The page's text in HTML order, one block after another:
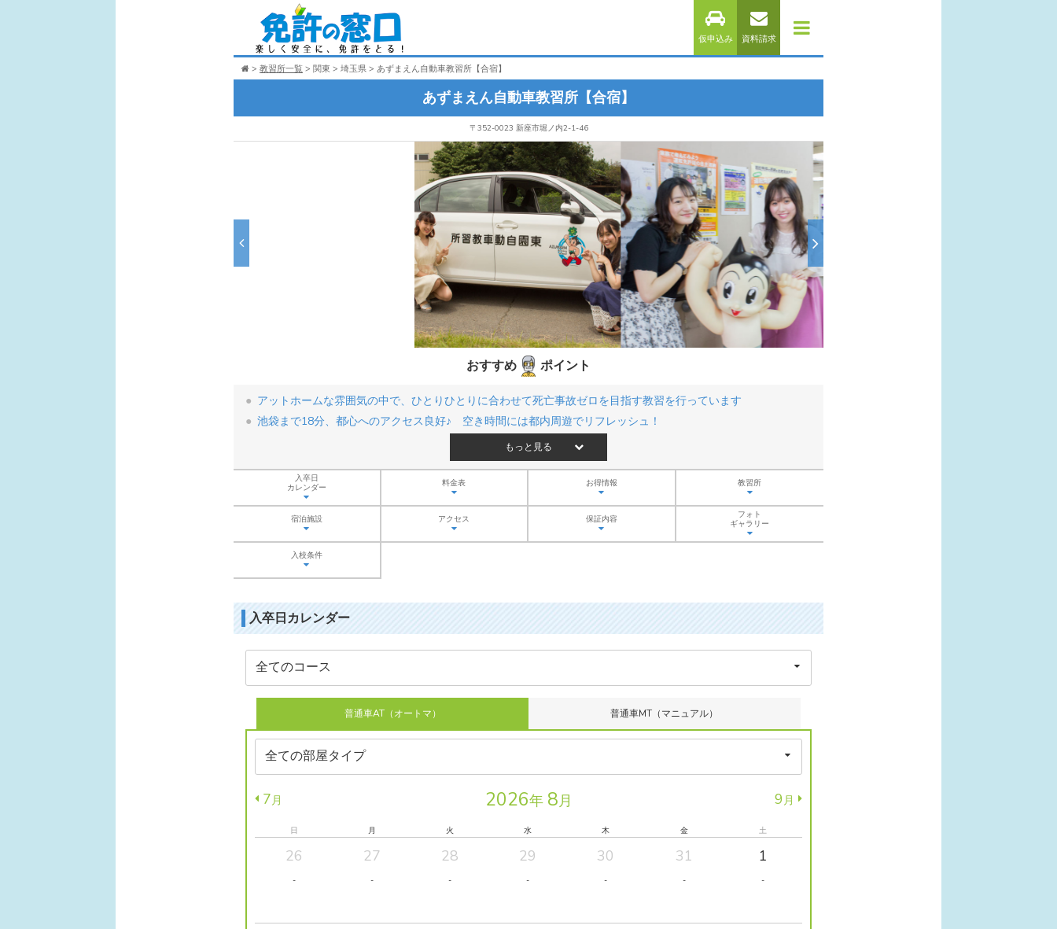
仮申込み 資料請求
教習所一覧 関東 埼玉県 あずまえん自動車教習所【合宿】
あずまえん自動車教習所【合宿】
〒352-0023 新座市堀ノ内2-1-46
おすすめ ポイント
アットホームな雰囲気の中で、ひとりひとりに合わせて死亡事故ゼロを目指す教習を行っています
池袋まで18分、都心へのアクセス良好♪ 空き時間には都内周遊でリフレッシュ！
もっと見る
入卒日
カレンダー
料金表 お得情報 教習所
宿泊施設 アクセス 保証内容
フォト
ギャラリー
入校条件
入卒日カレンダー
普通車AT（オートマ） 普通車MT（マニュアル）
7月 2026年 8月 9月
日 月 火 水 木 金 土
26
-
27
-
28
-
29
-
30
-
31
-
1
-